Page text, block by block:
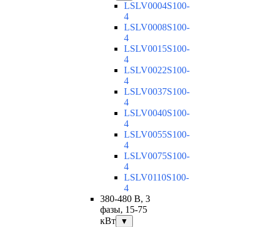
LSLV0004S100-
4
LSLV0008S100-
4
LSLV0015S100-
4
LSLV0022S100-
4
LSLV0037S100-
4
LSLV0040S100-
4
LSLV0055S100-
4
LSLV0075S100-
4
LSLV0110S100-
4
380-480 В, 3
фазы, 15-75
кВт
▼